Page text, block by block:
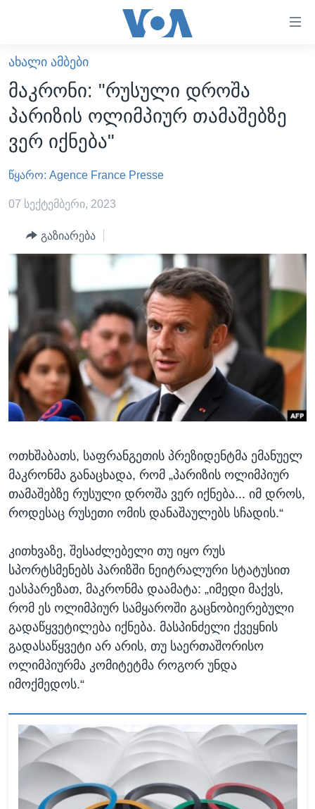
ხელმისაწვდომობისთვის
გადადით
მთავარზე
გადადით
მთავარ
ნავიგაციაზე
გადადით
ძიებაზე
ᲐᲮᲐᲚᲘ ᲐᲛᲑᲔᲑᲘ
ᲡᲐᲥᲐᲠᲗᲕᲔᲚᲝ
ᲐᲨᲨ
ᲐᲨᲨ-ᲘᲡ ᲐᲠᲩᲔᲕᲜᲔᲑᲘ 2024
ᲛᲡᲝᲤᲚᲘᲝ
ᲕᲘᲓᲔᲝᲔᲑᲘ
ᲒᲐᲓᲐᲪᲔᲛᲔᲑᲘ
ᲮᲔᲓᲕᲐ ᲕᲐᲨᲘᲜᲒᲢᲝᲜᲘᲓᲐᲜ
ᲡᲢᲣᲓᲘᲐ ᲕᲐᲨᲘᲜᲒᲢᲝᲜᲘ
ᲔᲙᲝᲜᲝᲛᲘᲙᲐ
ᲯᲐᲜᲛᲠᲗᲔᲚᲝᲑᲐ
ᲛᲔᲪᲜᲘᲔᲠᲔᲑᲐ
ᲘᲜᲢᲔᲠᲕᲘᲣ
ᲒᲐᲚᲘᲚᲔᲝ
ᲓᲔᲖᲘᲜᲤᲝᲠᲛᲐᲪᲘᲐ
ᲠᲣᲡᲔᲗᲘᲡ ᲨᲔᲭᲠᲐ ᲣᲙᲠᲐᲘᲜᲐᲨᲘ
Learning English
ᲗᲕᲐᲚᲘ ᲒᲕᲐᲓᲔᲕᲜᲔᲗ
ᲐᲮᲐᲚᲘ ᲐᲛᲑᲔᲑᲘ
მაკრონი: "რუსული დროშა
პარიზის ოლიმპიურ თამაშებზე
ვერ იქნება"
წყარო: Agence France Presse
07 სექტემბერი, 2023
გაზიარება
ოთხშაბათს, საფრანგეთის პრეზიდენტმა ემანუელ
მაკრონმა განაცხადა, რომ „პარიზის ოლიმპიურ
თამაშებზე რუსული დროშა ვერ იქნება... იმ დროს,
როდესაც რუსეთი ომის დანაშაულებს სჩადის.“
კითხვაზე, შესაძლებელი თუ იყო რუს
სპორტსმენებს პარიზში ნეიტრალური სტატუსით
ეასპარეზათ, მაკრონმა დაამატა: „იმედი მაქვს,
რომ ეს ოლიმპიურ სამყაროში გაცნობიერებული
გადაწყვეტილება იქნება. მასპინძელი ქვეყნის
გადასაწყვეტი არ არის, თუ საერთაშორისო
ოლიმპიურმა კომიტეტმა როგორ უნდა
იმოქმედოს.“